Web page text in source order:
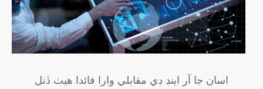
اسان جا آر اينڊ ڊي مقابلي وارا فائدا هيٺ ڏنل